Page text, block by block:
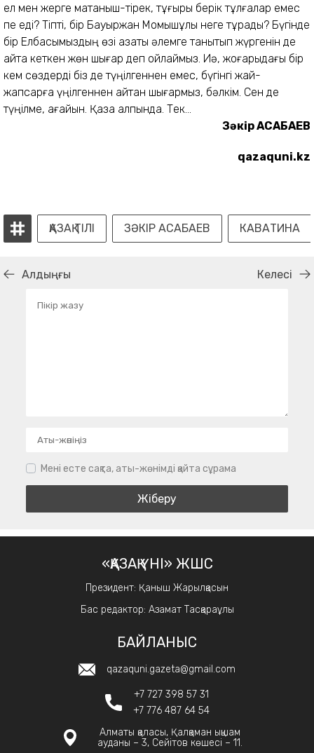
ел мен жерге мақтаныш-тірек, тұғыры берік тұлғалар емес
пе еді? Тіпті, бір Бауыржан Момышұлы неге тұрады? Бүгінде
бір Елбасымыздың өзі қазақты әлемге танытып жүргенін де
айта кеткен жөн шығар деп ойлаймыз. Иә, жоғарыдағы бір
кем сөздерді біз де түңілгеннен емес, бүгінгі жай-
жапсарға үңілгеннен айтқан шығармыз, бәлкім. Сен де
түңілме, ағайын. Қазақ қалпында. Тек...
Зәкір АСАБАЕВ
qazaquni.kz
ҚАЗАҚ ТІЛІ ЗӘКІР АСАБАЕВ КАВАТИНА
Алдыңғы Келесі
Мені есте сақта, аты-жөнімді қайта сұрама
«ҚАЗАҚ ҮНІ» ЖШС
Президент: Қаныш Жарылқасын
Бас редактор: Азамат Тасқараұлы
БАЙЛАНЫС
qazaquni.gazeta@gmail.com
+7 727 398 57 31
+7 776 487 64 54
Алматы қаласы, Қалқаман ықшам
ауданы – 3, Сейітов көшесі – 11.